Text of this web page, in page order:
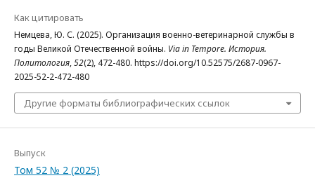
Как цитировать
Немцева, Ю. С. (2025). Организация военно-ветеринарной службы в
годы Великой Отечественной войны. Via in Tempore. История.
Политология,52(2), 472-480. https://doi.org/10.52575/2687-0967-
2025-52-2-472-480
Другие форматы библиографических ссылок
Выпуск
Том 52 № 2 (2025)